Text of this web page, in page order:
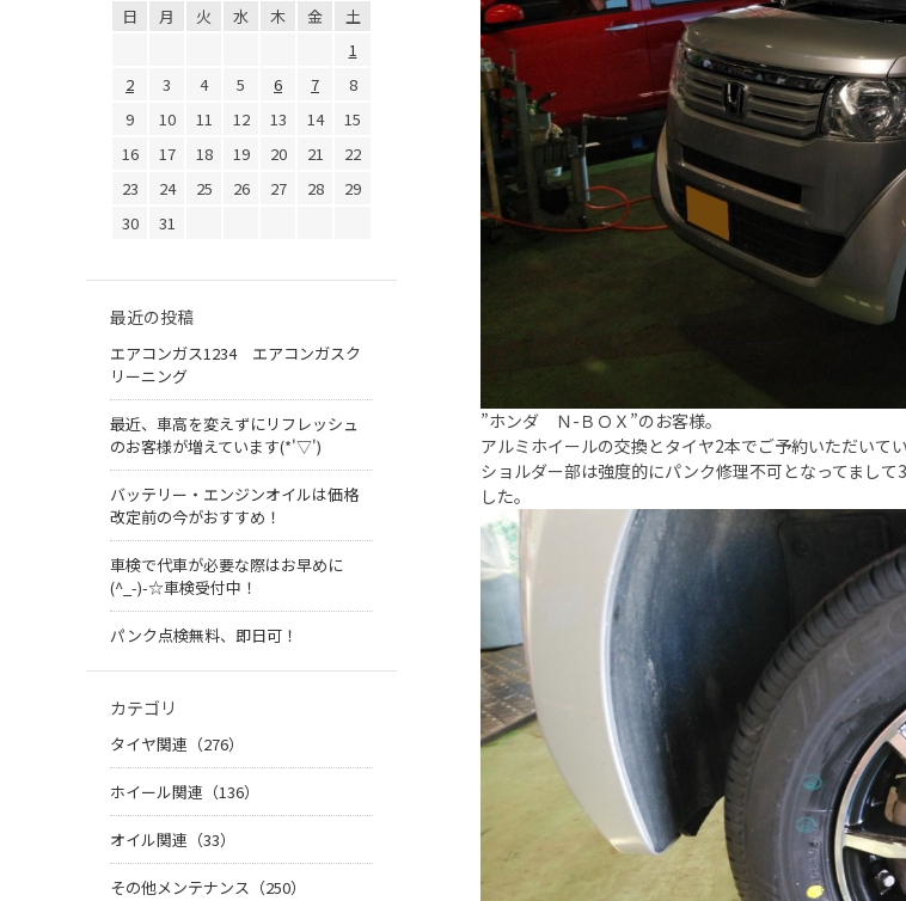
”ホンダ Ｎ-ＢＯＸ”のお客様。
アルミホイールの交換とタイヤ2本でご予約いただい
ショルダー部は強度的にパンク修理不可となってまし
した。
日 月 火 水 木 金
土
1
2
3 4 5 6 7
8
9
10 11 12 13 14
15
16
17 18 19 20 21
22
23
24 25 26 27 28
29
30
31
最近の投稿
エアコンガス1234 エアコンガスク
リーニング
最近、車高を変えずにリフレッシュ
のお客様が増えています(*'▽')
バッテリー・エンジンオイルは価格
改定前の今がおすすめ！
車検で代車が必要な際はお早めに
(^_-)-☆車検受付中！
パンク点検無料、即日可！
カテゴリ
タイヤ関連（276）
ホイール関連（136）
オイル関連（33）
その他メンテナンス（250）